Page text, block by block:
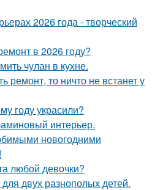
2026 года - творческий
в 2026 году?
чулан в кухне.
ремонт, то ничто не встанет у
году украсили?
интерьер.
новогодними
любой девочки?
для двух разнополых детей.